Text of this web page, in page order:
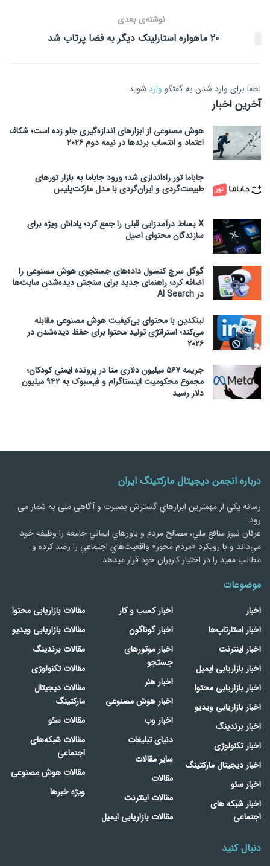
نوشته‌ی بعدی
۲۰ ماهواره استارلینک دیگر به فضا پرتاب شد
لطفاَ برای وارد شدن به گفتگو وارد شوید
آخرین اخبار
هوش مصنوعی از ابزارهای اندازه‌گیری جلو زده است؛ شکاف
اعتماد و انتساب برندها در نیمه دوم ۲۰۲۶
جاباما تور راه‌اندازی شد؛ ورود جاباما به بازار تورهای
طبیعت‌گردی و ایران‌گردی با مدل مارکت‌پلیس
X بساط درآمدزایی قبلی را جمع کرد؛ پاداش ویژه برای
سازندگان محتوای اصیل
گوگل سرچ کنسول داده‌های جستجوی هوش مصنوعی را
اضافه کرد؛ راهنمای جدید برای سنجش دیده‌شدن سایت‌ها
در AI Search
لینکدین با محتوای بی‌کیفیت هوش مصنوعی مقابله
می‌کند؛ استراتژی تولید محتوا برای حفظ دیده‌شدن در
۲۰۲۶
جریمه ۵۶۷ میلیون دلاری متا در پرونده ایمنی کودکان؛
مجموع محکومیت اینستاگرام و فیسبوک به ۹۴۲ میلیون
دلار رسید
درباره انجمن دیجیتال مارکتینگ ایران
رسانه يكي از مهمترین ابزارهاي گسترش بصیرت و آگاهی ملی به شمار می
رود.
عرفان نیوز منافع ملي، مصالح مردم و باورهاي ايماني جامعه را وظيفه خود
مي‌داند و با رويكرد «مردم‌ محور» واقعيت‌هاي اجتماعي را رصد کرده و
مطالب مفید را در اختیار کاربران خود قرار میدهد.
موضوعات
اخبار
اخبار استارتاپ‌ها
اخبار اینترنت
اخبار بازاریابی ایمیل
اخبار بازاریابی محتوا
اخبار بازاریابی ویدیو
اخبار برندینگ
اخبار تکنولوژی
اخبار دیجیتال مارکتینگ
اخبار سئو
اخبار شبکه های
اجتماعی
اخبار کسب و کار
اخبار گوناگون
اخبار موتورهای
جستجو
اخبار هنر
اخبار هوش مصنوعی
اخبار وب
دنیای تبلیغات
سایر مقالات
مقالات
مقالات اینترنت
مقالات بازاریابی ایمیل
مقالات بازاریابی محتوا
مقالات بازاریابی ویدیو
مقالات برندینگ
مقالات تکنولوژی
مقالات دیجیتال
مارکتینگ
مقالات سئو
مقالات شبکه‌های
اجتماعی
مقالات هوش مصنوعی
ویژه خبرها
دنبال کنید